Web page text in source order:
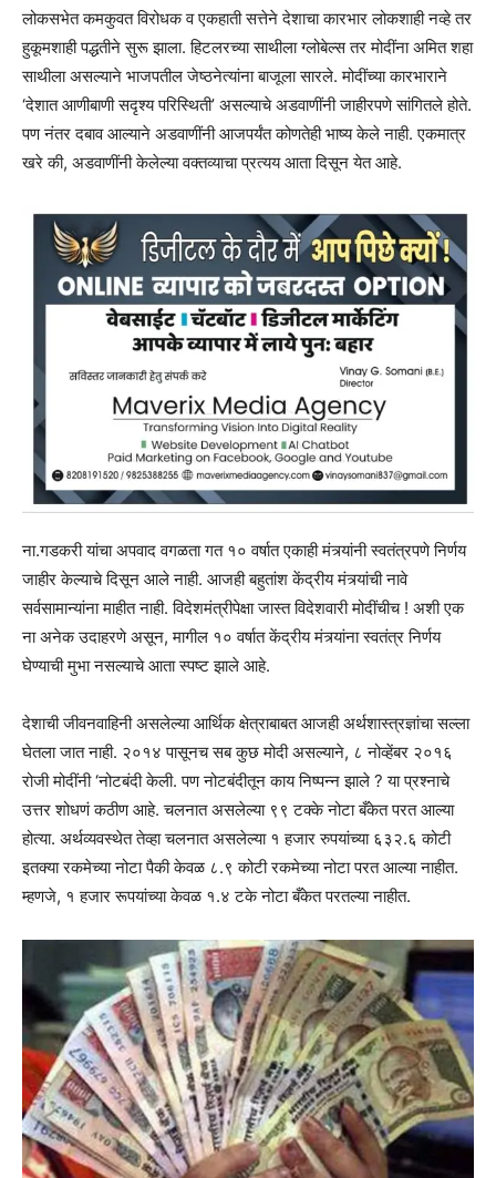
लोकसभेत कमकुवत विरोधक व एकहाती सत्तेने देशाचा कारभार लोकशाही नव्हे तर
हुकूमशाही पद्धतीने सुरू झाला. हिटलरच्या साथीला ग्लोबेल्स तर मोदींना अमित शहा
साथीला असल्याने भाजपतील जेष्ठनेत्यांना बाजूला सारले. मोदींच्या कारभाराने
‘देशात आणीबाणी सदृश्य परिस्थिती’ असल्याचे अडवाणींनी जाहीरपणे सांगितले होते.
पण नंतर दबाव आल्याने अडवाणींनी आजपर्यंत कोणतेही भाष्य केले नाही. एकमात्र
खरे की, अडवाणींनी केलेल्या वक्तव्याचा प्रत्यय आता दिसून येत आहे.
ना.गडकरी यांचा अपवाद वगळता गत १० वर्षात एकाही मंत्र्यांनी स्वतंत्रपणे निर्णय
जाहीर केल्याचे दिसून आले नाही. आजही बहुतांश केंद्रीय मंत्र्यांची नावे
सर्वसामान्यांना माहीत नाही. विदेशमंत्रीपेक्षा जास्त विदेशवारी मोदींचीच ! अशी एक
ना अनेक उदाहरणे असून, मागील १० वर्षात केंद्रीय मंत्र्यांना स्वतंत्र निर्णय
घेण्याची मुभा नसल्याचे आता स्पष्ट झाले आहे.
देशाची जीवनवाहिनी असलेल्या आर्थिक क्षेत्राबाबत आजही अर्थशास्त्रज्ञांचा सल्ला
घेतला जात नाही. २०१४ पासूनच सब कुछ मोदी असल्याने, ८ नोव्हेंबर २०१६
रोजी मोदींनी ‘नोटबंदी केली. पण नोटबंदीतून काय निष्पन्न झाले ? या प्रश्नाचे
उत्तर शोधणं कठीण आहे. चलनात असलेल्या ९९ टक्के नोटा बँकेत परत आल्या
होत्या. अर्थव्यवस्थेत तेव्हा चलनात असलेल्या १ हजार रुपयांच्या ६३२.६ कोटी
इतक्या रकमेच्या नोटा पैकी केवळ ८.९ कोटी रकमेच्या नोटा परत आल्या नाहीत.
म्हणजे, १ हजार रूपयांच्या केवळ १.४ टके नोटा बँकेत परतल्या नाहीत.